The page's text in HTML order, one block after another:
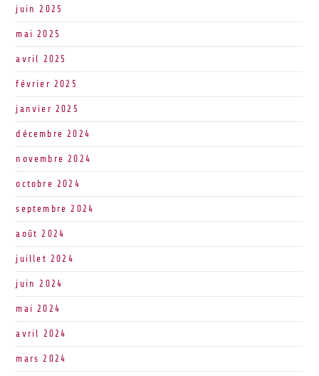
juin 2025
mai 2025
avril 2025
février 2025
janvier 2025
décembre 2024
novembre 2024
octobre 2024
septembre 2024
août 2024
juillet 2024
juin 2024
mai 2024
avril 2024
mars 2024